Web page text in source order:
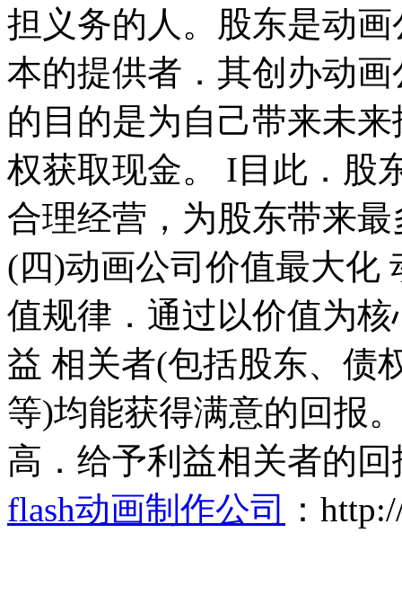
担义务的人。股东是动
本的提供者．其创办动
的目的是为自己带来未
权获取现金。 I目此．股
合理经营，为股东带来
(四)动画公司价值最大化
值规律．通过以价值为
益 相关者(包括股东、债
等)均能获得满意的回报
高．给予利益相关者的
flash动画制作公司
：